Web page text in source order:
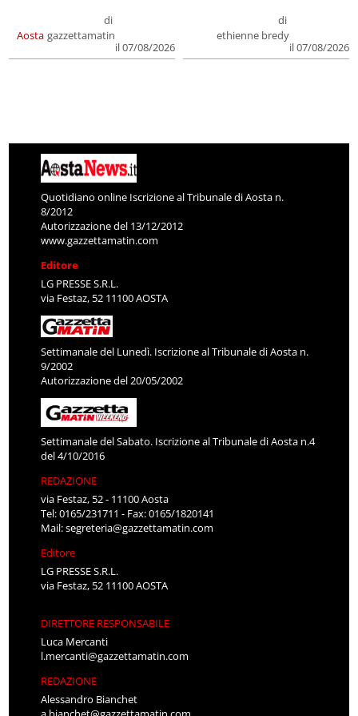
Aosta
di
gazzettamatin
il 07/08/2026
di
ethienne bredy
il 07/08/2026
Quotidiano online Iscrizione al Tribunale di Aosta n.
8/2012
Autorizzazione del 13/12/2012
www.gazzettamatin.com
Editore
LG PRESSE S.R.L.
via Festaz, 52 11100 AOSTA
Settimanale del Lunedì. Iscrizione al Tribunale di Aosta n.
9/2002
Autorizzazione del 20/05/2002
Settimanale del Sabato. Iscrizione al Tribunale di Aosta n.4
del 4/10/2016
REDAZIONE
via Festaz, 52 - 11100 Aosta
Tel: 0165/231711 - Fax: 0165/1820141
Mail:segreteria@gazzettamatin.com
Editore
LG PRESSE S.R.L.
via Festaz, 52 11100 AOSTA
DIRETTORE RESPONSABILE
Luca Mercanti
l.mercanti@gazzettamatin.com
REDAZIONE
Alessandro Bianchet